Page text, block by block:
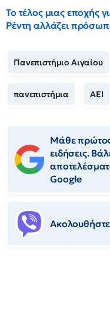
Το τέλος μιας εποχής
Ρέντη αλλάζει
Πανεπιστήμιο Αιγαίου
πανεπιστήμια ΑΕΙ
Μάθε πρώτος
ειδήσεις.
Google